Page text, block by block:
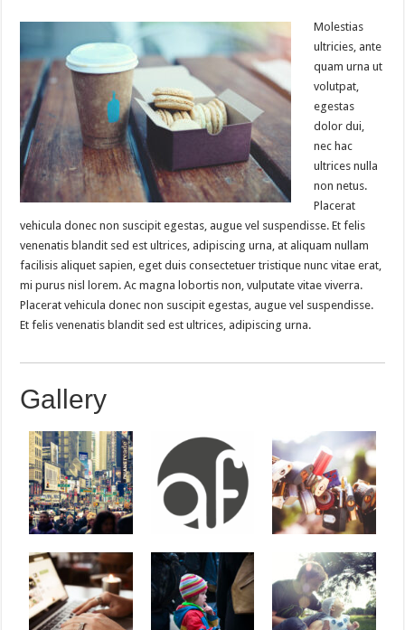
Molestias
ultricies, ante
quam urna ut
volutpat,
egestas
dolor dui,
nec hac
ultrices nulla
non netus.
Placerat
vehicula donec non suscipit egestas, augue vel suspendisse. Et felis
venenatis blandit sed est ultrices, adipiscing urna, at aliquam nullam
facilisis aliquet sapien, eget duis consectetuer tristique nunc vitae erat,
mi purus nisl lorem. Ac magna lobortis non, vulputate vitae viverra.
Placerat vehicula donec non suscipit egestas, augue vel suspendisse.
Et felis venenatis blandit sed est ultrices, adipiscing urna.
Gallery